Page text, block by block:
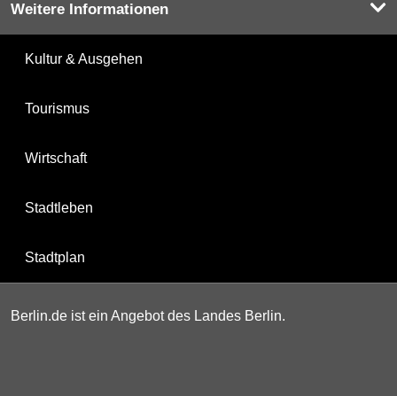
Weitere Informationen
Kultur & Ausgehen
Tourismus
Wirtschaft
Stadtleben
Stadtplan
Berlin.de ist ein Angebot des Landes Berlin.